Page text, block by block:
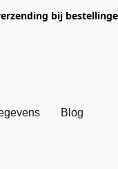
bij
Blog